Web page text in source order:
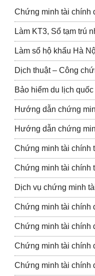
Chứng minh tài chính
Làm KT3, Sổ tạm trú
Làm sổ hộ khẩu Hà
Dịch thuật – Công
Bảo hiểm du lịch quốc
Hướng dẫn chứng
Hướng dẫn chứng
Chứng minh tài chính
Chứng minh tài chính
Dịch vụ chứng minh
Chứng minh tài chính
Chứng minh tài chính
Chứng minh tài chính
Chứng minh tài chính